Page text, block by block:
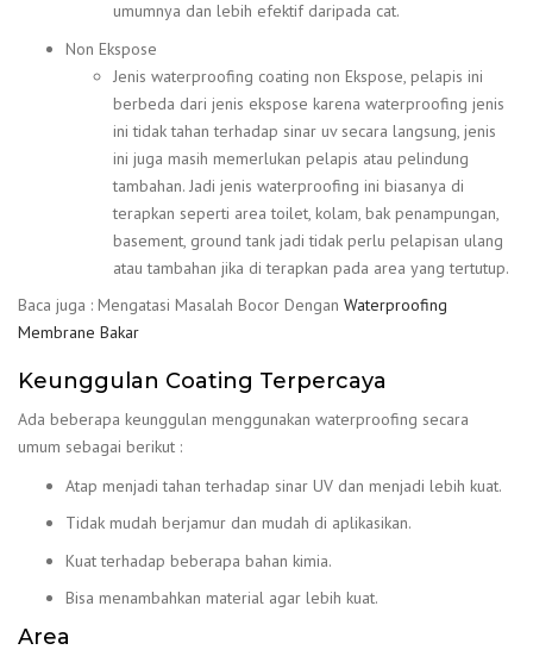
umumnya dan lebih efektif daripada cat.
Non Ekspose
Jenis waterproofing coating non Ekspose, pelapis ini
berbeda dari jenis ekspose karena waterproofing jenis
ini tidak tahan terhadap sinar uv secara langsung, jenis
ini juga masih memerlukan pelapis atau pelindung
tambahan. Jadi jenis waterproofing ini biasanya di
terapkan seperti area toilet, kolam, bak penampungan,
basement, ground tank jadi tidak perlu pelapisan ulang
atau tambahan jika di terapkan pada area yang tertutup.
Baca juga : Mengatasi Masalah Bocor Dengan Waterproofing
Membrane Bakar
Keunggulan Coating Terpercaya
Ada beberapa keunggulan menggunakan waterproofing secara
umum sebagai berikut :
Atap menjadi tahan terhadap sinar UV dan menjadi lebih kuat.
Tidak mudah berjamur dan mudah di aplikasikan.
Kuat terhadap beberapa bahan kimia.
Bisa menambahkan material agar lebih kuat.
Area